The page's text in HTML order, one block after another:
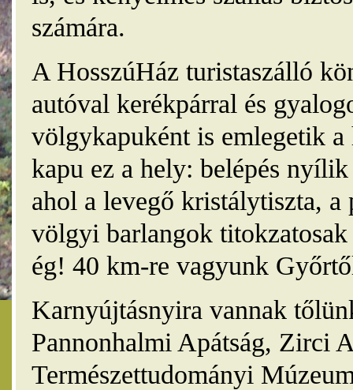
számára.
A HosszúHáz turistaszálló
autóval kerékpárral és
völgykapuként is emlegetik
kapu ez a hely: belépés
ahol a levegő kristálytiszta, a
völgyi barlangok
ég! 40 km-re vagyunk
Karnyújtásnyira vannak
Pannonhalmi Apátság, Zirci
Természettudományi